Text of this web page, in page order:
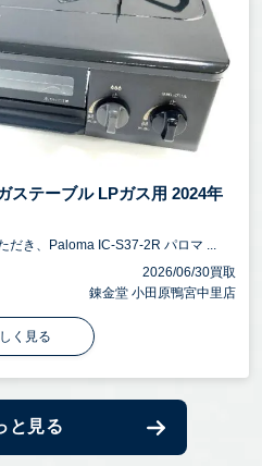
ステーブル LPガス用 2024年
だき、Paloma IC-S37-2R パロマ ...
2026/06/30買取
錬金堂 小田原鴨宮中里店
く見る
と見る